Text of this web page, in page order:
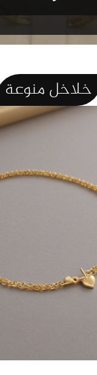
خلاخل منوعة
خلخال ذهب وزن 2.2